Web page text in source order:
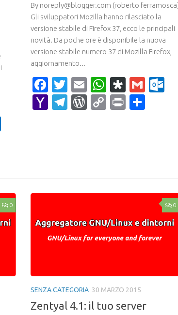
By noreply@blogger.com (roberto
Gli sviluppatori Mozilla hanno rilasciato la
versione stabile di Firefox 37, ecco le principali
novità. Da poche ore è disponibile la nuova
versione stabile numero 37 di Mozilla Firefox,
aggiornamento...
Facebook
Twitter
EmailWhatsApp
Diaspora
Gmail
YahooTelegram
WordPress
CopyPrint
0 0
SENZA CATEGORIA 30 MARZO 2015
Zentyal 4.1: il tuo server